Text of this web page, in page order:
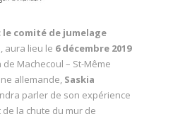
comité de jumelage
, aura lieu le 6 décembre 2019
de Machecoul – St-Même
allemande, Saskia
parler de son expérience
de la chute du mur de